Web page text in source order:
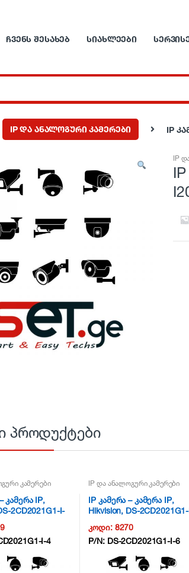
ᲩᲕᲔᲜᲡ ᲨᲔᲡᲐᲮᲔᲑ ᲡᲘᲐᲮᲚᲔᲔᲑᲘ
IP და ანალოგური კამერები IP
IP
პროდუქტები
კამერები
კამერა IP,
2CD2021G1-I-
I-4
IP და ანალოგური კამერები
IP კამერა – კამერა IP,
Hikvision, DS-
კოდი: 8270
P/N: DS-2CD2021G1-I-6